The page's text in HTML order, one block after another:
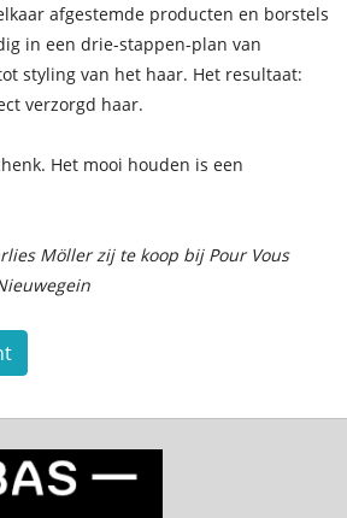
afgestemde producten en borstels
in een drie-stappen-plan van
styling van het haar. Het resultaat:
verzorgd haar.
Het mooi houden is een
Möller zij te koop bij Pour Vous